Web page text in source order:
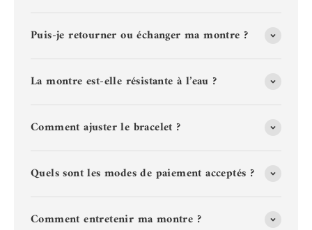
Puis-je retourner ou échanger ma montre ?
La montre est-elle résistante à l’eau ?
Comment ajuster le bracelet ?
Quels sont les modes de paiement acceptés ?
Comment entretenir ma montre ?